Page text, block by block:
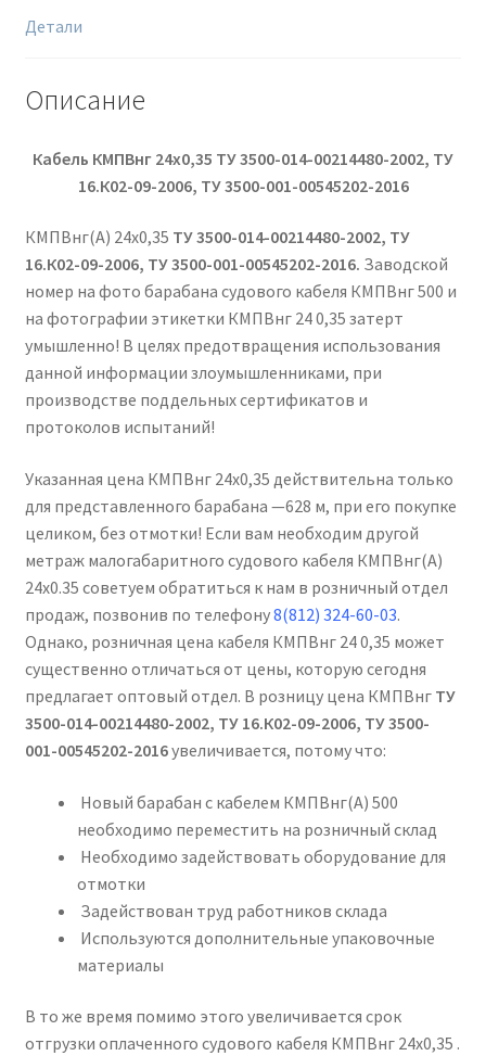
Детали
Описание
Кабель КМПВнг 24х0,35 ТУ 3500-014-00214480-2002, ТУ
16.К02-09-2006, ТУ 3500-001-00545202-2016
КМПВнг(А) 24х0,35 ТУ 3500-014-00214480-2002, ТУ
16.К02-09-2006, ТУ 3500-001-00545202-2016. Заводской
номер на фото барабана судового кабеля КМПВнг 500 и
на фотографии этикетки КМПВнг 24 0,35 затерт
умышленно! В целях предотвращения использования
данной информации злоумышленниками, при
производстве поддельных сертификатов и
протоколов испытаний!
Указанная цена КМПВнг 24х0,35 действительна только
для представленного барабана —628 м, при его покупке
целиком, без отмотки! Если вам необходим другой
метраж малогабаритного судового кабеля КМПВнг(А)
24х0.35 советуем обратиться к нам в розничный отдел
продаж, позвонив по телефону8(812) 324-60-03.
Однако, розничная цена кабеля КМПВнг 24 0,35 может
существенно отличаться от цены, которую сегодня
предлагает оптовый отдел. В розницу цена КМПВнг ТУ
3500-014-00214480-2002, ТУ 16.К02-09-2006, ТУ 3500-
001-00545202-2016увеличивается, потому что:
Новый барабан с кабелем КМПВнг(А) 500
необходимо переместить на розничный склад
Необходимо задействовать оборудование для
отмотки
Задействован труд работников склада
Используются дополнительные упаковочные
материалы
В то же время помимо этого увеличивается срок
отгрузки оплаченного судового кабеля КМПВнг 24х0,35 .